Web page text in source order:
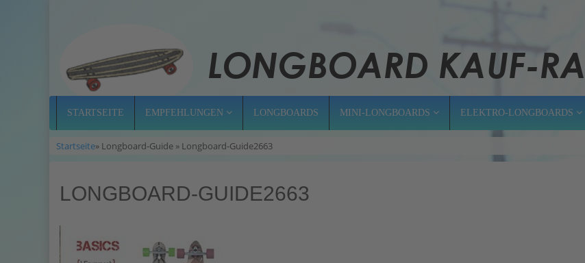
STARTSEITE EMPFEHLUNGEN LONGBOARDS MINI-LONGBOARDS ELEKTRO-LONGBOARDS
Startseite» Longboard-Guide » Longboard-Guide2663
LONGBOARD-GUIDE2663